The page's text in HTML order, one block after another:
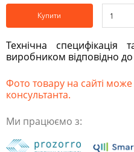
Купити
Технічна специфікація
виробником відповідно
Фото товару на сайті може
консультанта.
Ми працюємо з: